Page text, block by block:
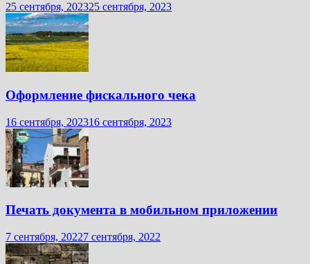
25 сентября, 202325 сентября, 2023
Оформление фискального чека
16 сентября, 202316 сентября, 2023
Печать документа в мобильном приложении
7 сентября, 20227 сентября, 2022